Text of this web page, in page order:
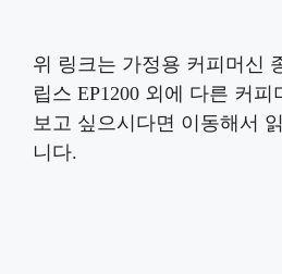
위 링크는 가정용 커피머신
립스 EP1200 외에 다른 커
보고 싶으시다면 이동해서
니다.